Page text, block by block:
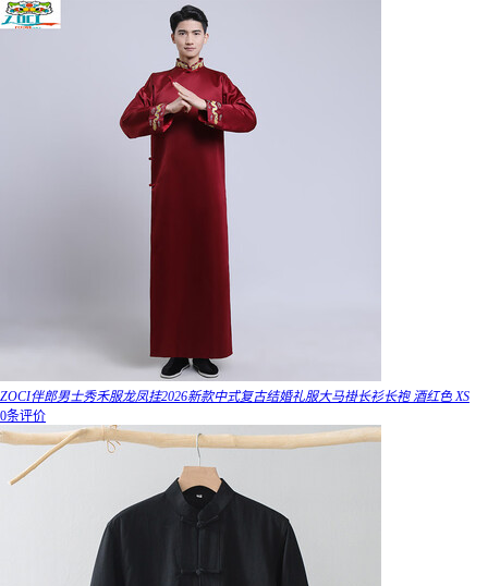
ZOCI伴郎男士秀禾服龙凤挂2026新款中式复古结婚礼服大马褂长衫长袍 酒红色 XS
0条评价